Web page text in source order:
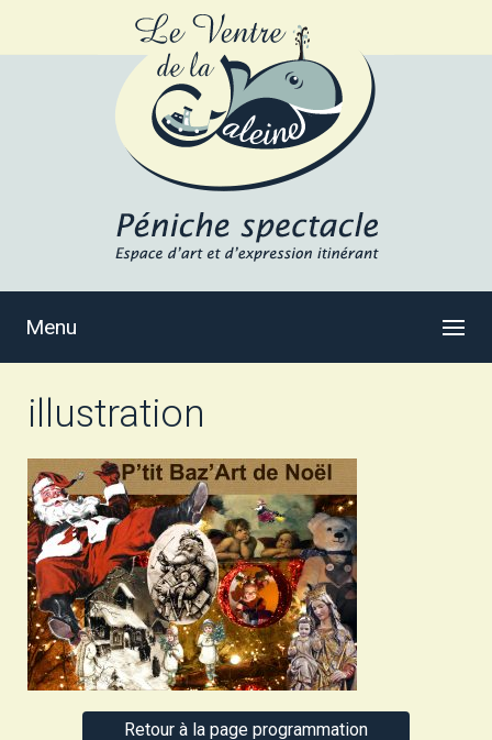
Menu
illustration
Retour à la page programmation